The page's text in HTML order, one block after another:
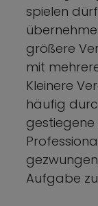
spielen
größere
mit
Kleinere
häufig
Aufgabe